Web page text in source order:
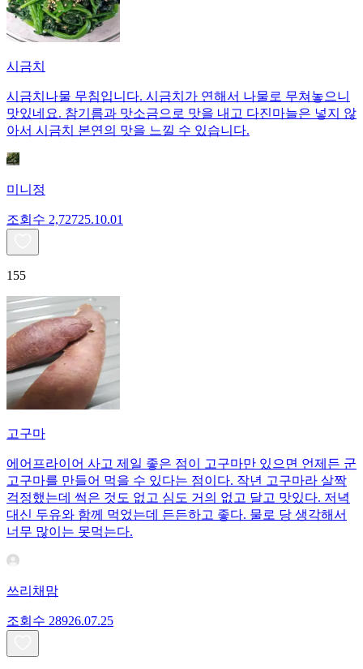
시금치
시금치나물 무침입니다. 시금치가 연해서 나물로 무쳐놓으니
맛있네요. 참기름과 맛소금으로 맛을 내고 다진마늘은 넣지 않
아서 시금치 본연의 맛을 느낄 수 있습니다.
미니정
조회수 2,72725.10.01
155
고구마
에어프라이어 사고 제일 좋은 점이 고구마만 있으면 언제든 군
고구마를 만들어 먹을 수 있다는 점이다. 작년 고구마라 살짝
걱정했는데 썩은 것도 없고 심도 거의 없고 달고 맛있다. 저녁
대신 두유와 함께 먹었는데 든든하고 좋다. 물로 당 생각해서
너무 많이는 못먹는다.
쓰리채맘
조회수 28926.07.25